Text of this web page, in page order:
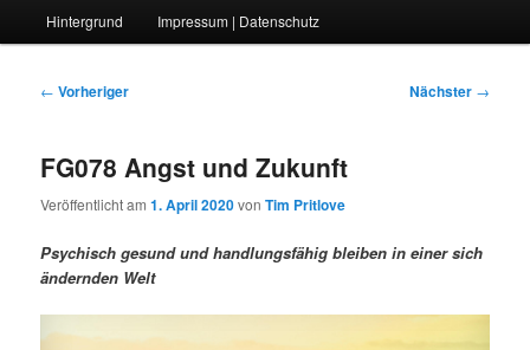
p
u
r
m
ä
u
e
u
n
Hintergrund Impressum | Datenschutz
B
t
a
s
n
a
v
← Vorheriger Nächster →
FG078 Angst und Zukunft
Veröffentlicht am1. April 2020vonTim Pritlove
Psychisch gesund und handlungsfähig bleiben in einer sich
ändernden Welt